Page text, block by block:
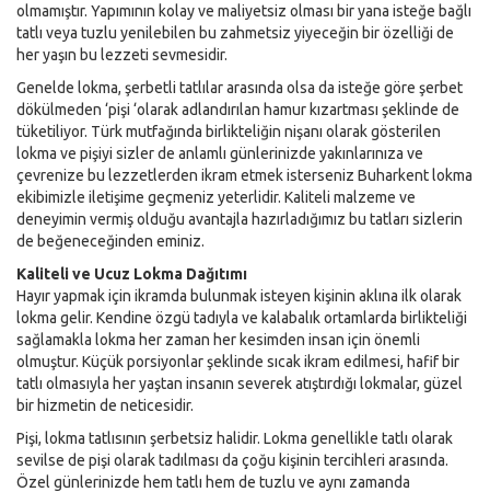
olmamıştır. Yapımının kolay ve maliyetsiz olması bir yana isteğe bağlı
tatlı veya tuzlu yenilebilen bu zahmetsiz yiyeceğin bir özelliği de
her yaşın bu lezzeti sevmesidir.
Genelde lokma, şerbetli tatlılar arasında olsa da isteğe göre şerbet
dökülmeden ‘pişi ‘olarak adlandırılan hamur kızartması şeklinde de
tüketiliyor. Türk mutfağında birlikteliğin nişanı olarak gösterilen
lokma ve pişiyi sizler de anlamlı günlerinizde yakınlarınıza ve
çevrenize bu lezzetlerden ikram etmek isterseniz Buharkent lokma
ekibimizle iletişime geçmeniz yeterlidir. Kaliteli malzeme ve
deneyimin vermiş olduğu avantajla hazırladığımız bu tatları sizlerin
de beğeneceğinden eminiz.
Kaliteli ve Ucuz Lokma Dağıtımı
Hayır yapmak için ikramda bulunmak isteyen kişinin aklına ilk olarak
lokma gelir. Kendine özgü tadıyla ve kalabalık ortamlarda birlikteliği
sağlamakla lokma her zaman her kesimden insan için önemli
olmuştur. Küçük porsiyonlar şeklinde sıcak ikram edilmesi, hafif bir
tatlı olmasıyla her yaştan insanın severek atıştırdığı lokmalar, güzel
bir hizmetin de neticesidir.
Pişi, lokma tatlısının şerbetsiz halidir. Lokma genellikle tatlı olarak
sevilse de pişi olarak tadılması da çoğu kişinin tercihleri arasında.
Özel günlerinizde hem tatlı hem de tuzlu ve aynı zamanda